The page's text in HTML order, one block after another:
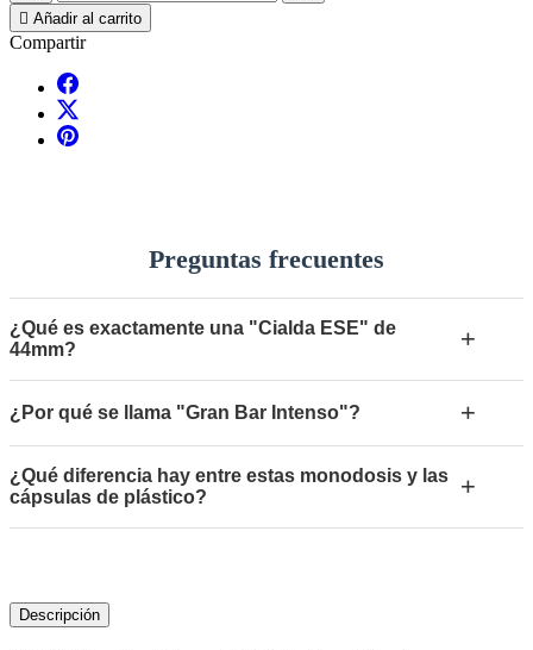
 Añadir al carrito
Compartir
Preguntas frecuentes
¿Qué es exactamente una "Cialda ESE" de
44mm?
+
¿Por qué se llama "Gran Bar Intenso"? +
¿Qué diferencia hay entre estas monodosis y las
cápsulas de plástico?
+
Descripción